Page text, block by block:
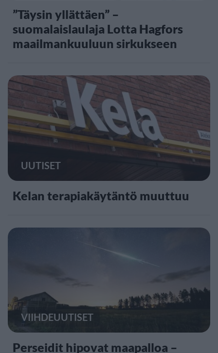
”Täysin yllättäen” –
suomalaislaulaja Lotta Hagfors
maailmankuuluun sirkukseen
UUTISET
Kelan terapiakäytäntö muuttuu
VIIHDEUUTISET
Perseidit hipovat maapalloa –